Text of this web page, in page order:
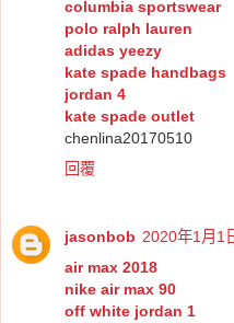
columbia sportswear
polo ralph lauren
adidas yeezy
kate spade handbags
jordan 4
kate spade outlet
chenlina20170510
回覆
jasonbob 2020年1月1
air max 2018
nike air max 90
off white jordan 1